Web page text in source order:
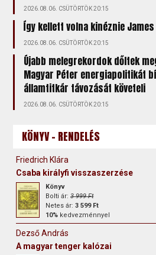
2026.08.06. CSÜTÖRTÖK 20:15
Így kellett volna kinéznie
2026.08.06. CSÜTÖRTÖK 20:15
Újabb melegrekordok dőltek
Magyar Péter energiapolitikát
államtitkár távozását követeli
2026.08.06. CSÜTÖRTÖK 20:15
KÖNYV - RENDELÉS
Friedrich Klára
Csaba királyfi visszaszerzése
Könyv
Bolti ár:3 999 Ft
Netes ár:3 599 Ft
10% kedvezménnyel
Dezső András
A magyar tenger kalózai